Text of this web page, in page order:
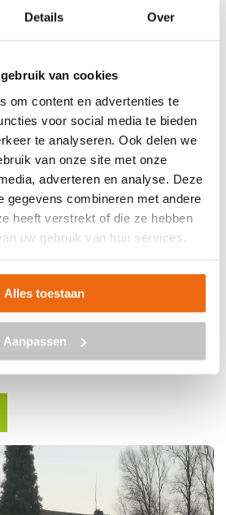
Details Over
van cookies
om content en advertenties te
voor social media te bieden
te analyseren. Ook delen we
van onze site met onze
adverteren en analyse. Deze
gegevens combineren met andere
heeft verstrekt of die ze hebben
uw gebruik van hun services.
Alles toestaan
Aanpassen
in Emmen?
en het laten storten op jouw
ons op viainfo@betoncentraal.nl
je graag meer informatie over de
kan je uiteraard contact
zijn je graag van dienst!